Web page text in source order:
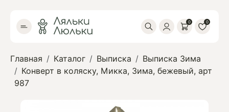
0 0
Главная Каталог Выписка
Выписка Зима
Конверт в коляску, Микка, Зима, бежевый, арт
987